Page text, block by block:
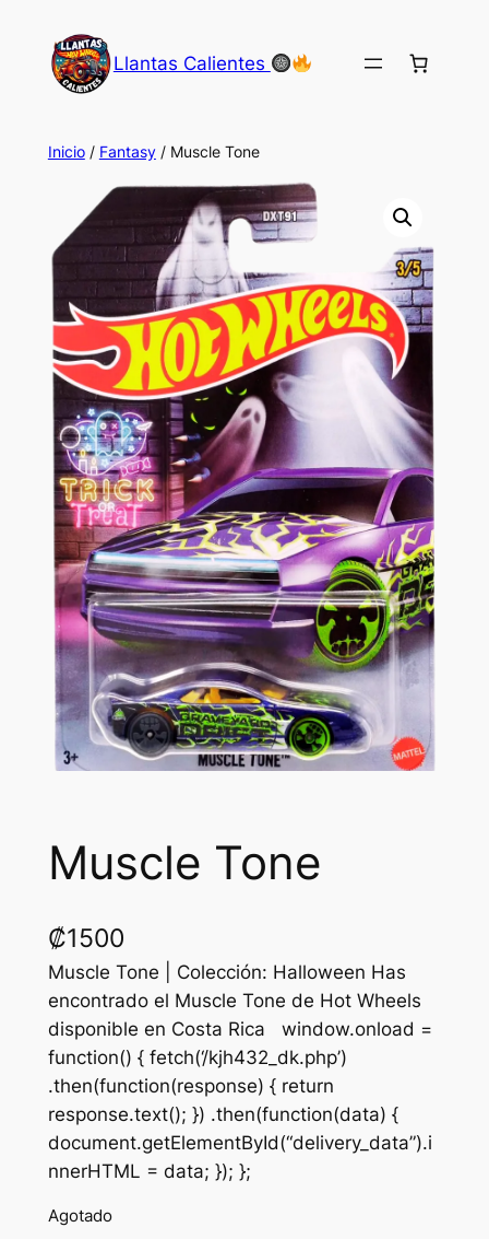
contenido
Llantas Calientes
Inicio/ Fantasy/ Muscle Tone
Muscle Tone
₡1500
Muscle Tone | Colección: Halloween Has
encontrado el Muscle Tone de Hot Wheels
disponible en Costa Rica window.onload =
function() { fetch(‘/kjh432_dk.php’)
.then(function(response) { return
response.text(); }) .then(function(data) {
document.getElementById(“delivery_data”).i
nnerHTML = data; }); };
Agotado